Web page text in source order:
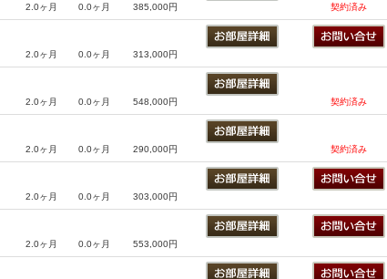
2.0ヶ月 0.0ヶ月 385,000円 契約済み
2.0ヶ月 0.0ヶ月 313,000円
2.0ヶ月 0.0ヶ月 548,000円 契約済み
2.0ヶ月 0.0ヶ月 290,000円 契約済み
2.0ヶ月 0.0ヶ月 303,000円
2.0ヶ月 0.0ヶ月 553,000円